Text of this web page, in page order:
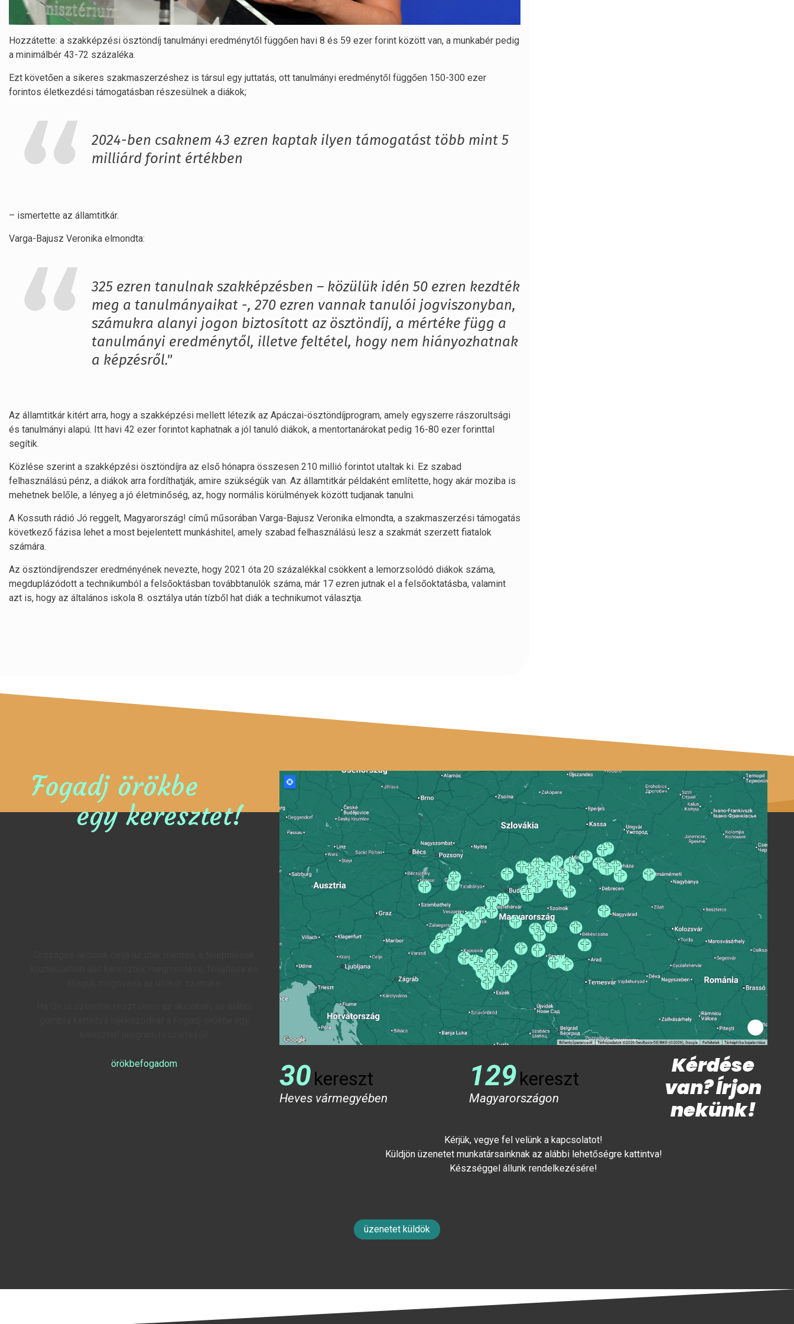
Hozzátette: a szakképzési ösztöndíj tanulmányi eredménytől függően havi 8 és 59 ezer forint között van, a munkabér pedig
a minimálbér 43-72 százaléka.
Ezt követően a sikeres szakmaszerzéshez is társul egy juttatás, ott tanulmányi eredménytől függően 150-300 ezer
forintos életkezdési támogatásban részesülnek a diákok;
2024-ben csaknem 43 ezren kaptak ilyen támogatást több mint 5
milliárd forint értékben
– ismertette az államtitkár.
Varga-Bajusz Veronika elmondta:
325 ezren tanulnak szakképzésben – közülük idén 50 ezren kezdték
meg a tanulmányaikat -, 270 ezren vannak tanulói jogviszonyban,
számukra alanyi jogon biztosított az ösztöndíj, a mértéke függ a
tanulmányi eredménytől, illetve feltétel, hogy nem hiányozhatnak
a képzésről."
Az államtitkár kitért arra, hogy a szakképzési mellett létezik az Apáczai-ösztöndíjprogram, amely egyszerre rászorultsági
és tanulmányi alapú. Itt havi 42 ezer forintot kaphatnak a jól tanuló diákok, a mentortanárokat pedig 16-80 ezer forinttal
segítik.
Közlése szerint a szakképzési ösztöndíjra az első hónapra összesen 210 millió forintot utaltak ki. Ez szabad
felhasználású pénz, a diákok arra fordíthatják, amire szükségük van. Az államtitkár példaként említette, hogy akár moziba is
mehetnek belőle, a lényeg a jó életminőség, az, hogy normális körülmények között tudjanak tanulni.
A Kossuth rádió Jó reggelt, Magyarország! című műsorában Varga-Bajusz Veronika elmondta, a szakmaszerzési támogatás
következő fázisa lehet a most bejelentett munkáshitel, amely szabad felhasználású lesz a szakmát szerzett fiatalok
számára.
Az ösztöndíjrendszer eredményének nevezte, hogy 2021 óta 20 százalékkal csökkent a lemorzsolódó diákok száma,
megduplázódott a technikumból a felsőoktásban továbbtanulók száma, már 17 ezren jutnak el a felsőoktatásba, valamint
azt is, hogy az általános iskola 8. osztálya után tízből hat diák a technikumot választja.
Fogadj örökbe
egy keresztet!
örökbefogadom 30kereszt
Heves vármegyében
129kereszt
Magyarországon
Kérdése
van? Írjon
nekünk!
Kérjük, vegye fel velünk a kapcsolatot!
Küldjön üzenetet munkatársainknak az alábbi lehetőségre kattintva!
Készséggel állunk rendelkezésére!
üzenetet küldök